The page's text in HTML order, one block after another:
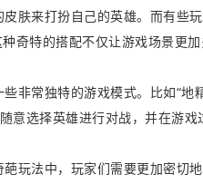
肤来打扮自己的英雄。而有些
奇特的搭配不仅让游戏场景更
常独特的游戏模式。比如“地
意选择英雄进行对战，并在游
玩法中，玩家们需要更加密切